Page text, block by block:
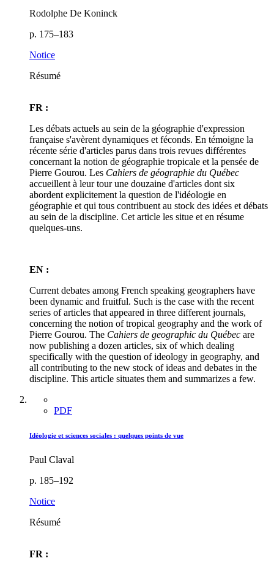
Rodolphe De Koninck
p. 175–183
Notice
Résumé
FR :
Les débats actuels au sein de la géographie d'expression
française s'avèrent dynamiques et féconds. En témoigne la
récente série d'articles parus dans trois revues différentes
concernant la notion de géographie tropicale et la pensée de
Pierre Gourou. Les Cahiers de géographie du Québec
accueillent à leur tour une douzaine d'articles dont six
abordent explicitement la question de l'idéologie en
géographie et qui tous contribuent au stock des idées et débats
au sein de la discipline. Cet article les situe et en résume
quelques-uns.
EN :
Current debates among French speaking geographers have
been dynamic and fruitful. Such is the case with the recent
series of articles that appeared in three different journals,
concerning the notion of tropical geography and the work of
Pierre Gourou. The Cahiers de geographic du Québec are
now publishing a dozen articles, six of which dealing
specifically with the question of ideology in geography, and
all contributing to the new stock of ideas and debates in the
discipline. This article situates them and summarizes a few.
PDF
Idéologie et sciences sociales : quelques points de vue
Paul Claval
p. 185–192
Notice
Résumé
FR :